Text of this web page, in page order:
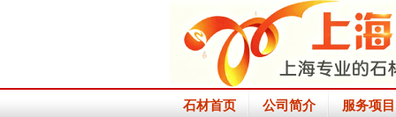
石材首页 公司简介 服务项目